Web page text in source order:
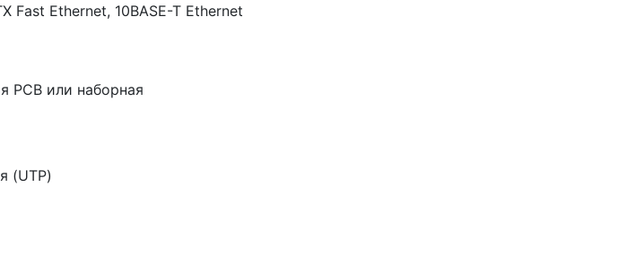
Fast Ethernet, 10BASE-T Ethernet
PCB или наборная
(UTP)